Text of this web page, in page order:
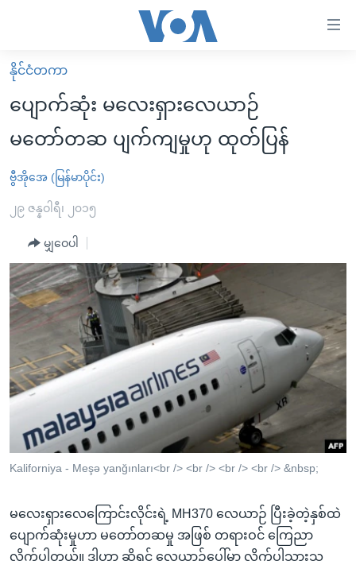
လွယ်ကူ
စေ
များ
ပင်မ
ကျော်
ကြည့်
ရန်
ညွန်း
စာမျက်နှာ
ကျော်
ကြည့်
ရှာဖွေ
ရန်
နေရာ
မူလစာမျက်နှာ
မြန်မာ
ကမ္ဘာ့သတင်းများ
နိုင်ငံတကာ
အမေရိကန်
အစ္စရေး-ပါလက်စတိုင်း
ဗွီဒီယို
သတင်းလွတ်လပ်ခွင့်
အင်္ဂလိပ်စာလေ့လာမယ်
အမေရိကန်သုံးအီဒီယံ
မကြေးမုံရဲ့ အင်္ဂလိပ်စာ
ရုပ်ရှင်ထဲက အင်္ဂလိပ်စာ
သုတပဒေသာ အင်္ဂလိပ်စာ
အပတ်စဉ်ကဏ္ဍများ
ရေဒီယို
တီဗွီ
ရေဒီယိုနှင့်ရုပ်သံ အချက်အလက်များ
ရေဒီယို/တီဗွီအစီအစဉ်
Learning English
ဗွီအိုအေ လူမှုကွန်ယက်များ
ဘာသာစကားများ
နိုင်ငံတကာ
ပျောက်ဆုံး မလေးရှားလေယာဉ်
မတော်တဆ ပျက်ကျမှုဟု ထုတ်ပြန်
ဗွီအိုအေ (မြန်မာပိုင်း)
၂၉ ဇန္နဝါရီ၊ ၂၀၁၅
မျှဝေပါ
Kaliforniya - Meşə yanğınları<br /> <br /> <br /> <br /> &nbsp;
မလေးရှားလေကြောင်းလိုင်းရဲ့ MH370 လေယာဉ် ပြီးခဲ့တဲ့နှစ်ထဲ
ပျောက်ဆုံးမှုဟာ မတော်တဆမှု အဖြစ် တရားဝင် ကြေညာ
လိုက်ပါတယ်။ ဒါဟာ ဆိုရင် လေယာဉ်ပေါ်မှာ လိုက်ပါသွားသူ